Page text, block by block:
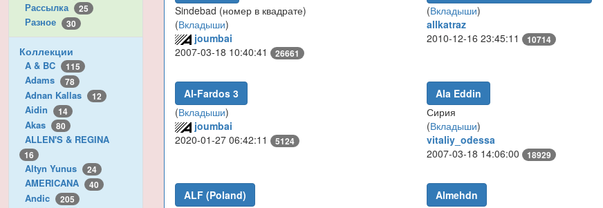
Рассылка 25
Разное 30
Коллекции
A & BC 115
Adams 78
Adnan Kallas 12
Aidin 14
Akas 80
ALLEN'S & REGINA
16
Altyn Yunus 24
AMERICANA 40
Andic 205
Sindebad (номер в квадрате)
(Вкладыши)
joumbai
2007-03-18 10:40:41
26661
(Вкладыши)
allkatraz
2010-12-16 23:45:11 10714
Al-Fardos 3
(Вкладыши)
joumbai
2020-01-27 06:42:11
5124
Ala Eddin
Сирия
(Вкладыши)
vitaliy_odessa
2007-03-18 14:06:00 18929
ALF (Poland)
Almehdn